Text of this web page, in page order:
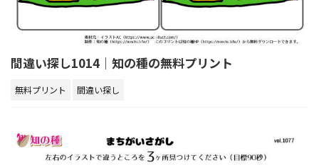
間違い探し1014｜知の種の無料プリント
無料プリント 間違い探し